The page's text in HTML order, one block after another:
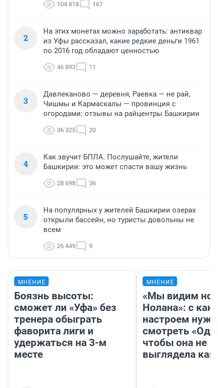
104 818 167
2
На этих монетах можно заработать: антиквар
из Уфы рассказал, какие редкие деньги 1961
по 2016 год обладают ценностью
46 893 11
3
Давлеканово — деревня, Раевка — не рай,
Чишмы и Кармаскалы — провинция с
огородами: отзывы на райцентры Башкирии
36 325 20
4
Как звучит БПЛА. Послушайте, жители
Башкирии: это может спасти вашу жизнь
28 698 36
5
На популярных у жителей Башкирии озерах
открыли бассейн, но туристы довольны не
всем
26 449 9
МНЕНИЕ
Боязнь высоты:
сможет ли «Уфа» без
тренера обыграть
фаворита лиги и
удержаться на 3-м
месте
МНЕНИЕ
«Мы видим
Нолана»: с
настроем
смотреть
чтобы она не
выглядела как